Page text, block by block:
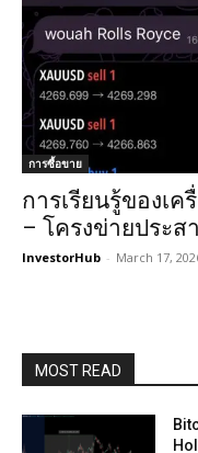
การซื้อขาย
การเรียนรู้ของเ
– โครงข่ายประ
InvestorHub - March 17,
MOST READ